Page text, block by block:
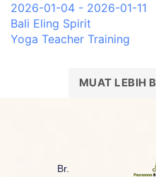
2026-01-04 - 2026-01-11
Bali Eling Spirit
Yoga Teacher Training
MUAT LEBIH
Br.